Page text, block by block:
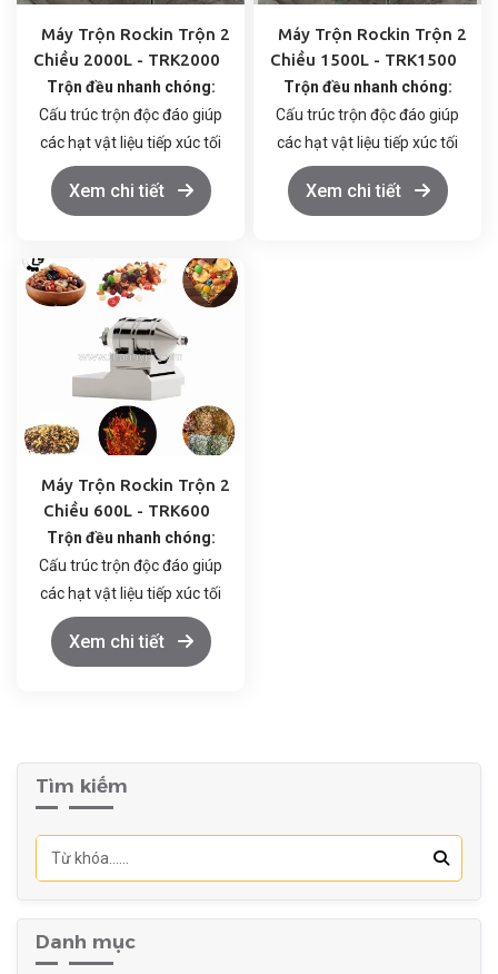
Máy Trộn Rockin Trộn 2
Chiều 2000L - TRK2000
Trộn đều nhanh chóng:
Cấu trúc trộn độc đáo giúp
các hạt vật liệu tiếp xúc tối
đa, đảm bảo hỗn hợp đồng
nhất trong thời gian ngắn.
sinh và bảo dưỡng.
Chất liệu cao cấp:
Thùng
trộn làm bằng inox 304,
đảm bảo vệ sinh an toàn
thực phẩm.
Xem chi tiết
Máy Trộn Rockin Trộn 2
Chiều 1500L - TRK1500
Trộn đều nhanh chóng:
Cấu trúc trộn độc đáo giúp
các hạt vật liệu tiếp xúc tối
đa, đảm bảo hỗn hợp đồng
nhất trong thời gian ngắn.
Xem chi tiết
Máy Trộn Rockin Trộn 2
Chiều 600L - TRK600
Trộn đều nhanh chóng:
Cấu trúc trộn độc đáo giúp
các hạt vật liệu tiếp xúc tối
đa, đảm bảo hỗn hợp đồng
nhất trong thời gian ngắn.
Chất liệu cao cấp:Thùng
trộn làm bằng inox 304,
Xem chi tiết
Tìm kiếm
Danh mục